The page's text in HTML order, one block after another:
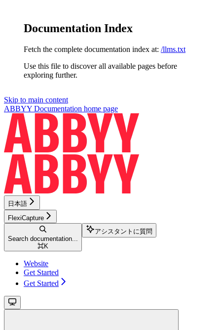
Documentation Index
Fetch the complete documentation index at: /llms.txt
Use this file to discover all available pages before
exploring further.
Skip to main content
ABBYY Documentation home page
日本語
FlexiCapture
Search documentation...
⌘K
アシスタントに質問
Website
Get Started
Get Started